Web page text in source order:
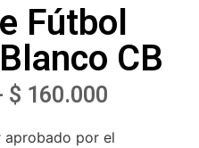
Fútbol
CB
$ 160.000
aprobado por el